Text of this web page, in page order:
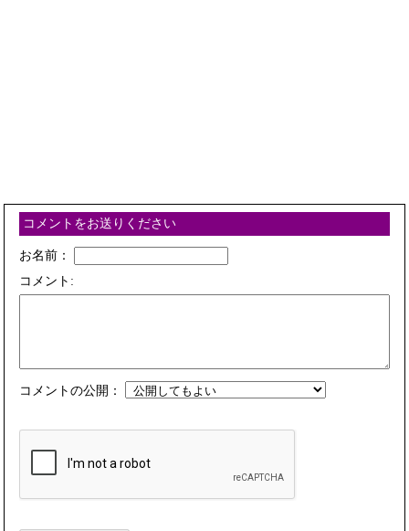
コメントをお送りください
お名前：
コメント:
コメントの公開：